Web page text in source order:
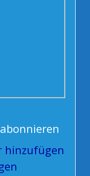
hinzufügen